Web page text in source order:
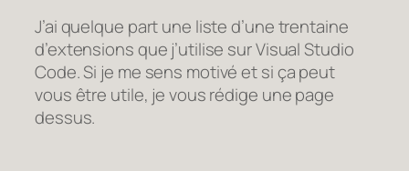
J’ai quelque part une liste d’une trentaine
d’extensions que j’utilise sur Visual Studio
Code. Si je me sens motivé et si ça peut
vous être utile, je vous rédige une page
dessus.